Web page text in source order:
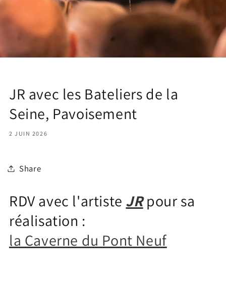
JR avec les Bateliers de la
Seine, Pavoisement
2 JUIN 2026
Share
RDV avec l'artiste JRpour sa
réalisation :
la Caverne du Pont Neuf